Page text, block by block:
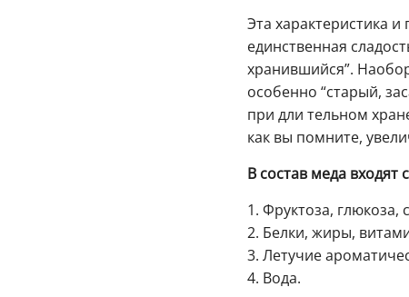
Эта характеристика
единственная
хранившийся”.
особенно “старый,
при дли тельном
как вы помните,
В состав меда
1. Фруктоза, глюкоза,
2. Белки, жиры,
3. Летучие
4. Вода.